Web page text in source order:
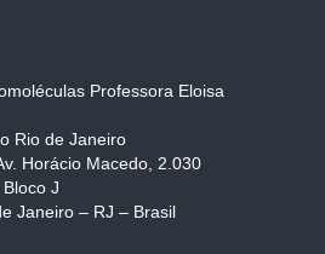
Professora Eloisa
Rio de Janeiro
Horácio Macedo, 2.030
J
Janeiro – RJ – Brasil